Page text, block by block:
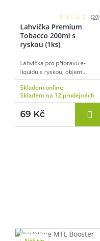
(20)
Lahvička Premium
Tobacco 200ml s
ryskou (1ks)
Lahvička pro přípravu e-
liquidu s ryskou, objem
200ml, materiál PET, úzké
kapátko pro snadné plnění,
transparentní barva, balení 1
Skladem online
Skladem na 12 prodejnách
69 Kč